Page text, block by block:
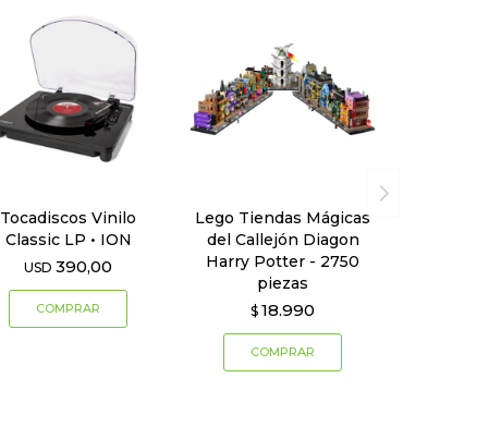
Tocadiscos Vinilo
Classic LP • ION
USD 390,00
Lego Tiendas Mágicas
del Callejón Diagon
Harry Potter - 2750
piezas
$ 18.990